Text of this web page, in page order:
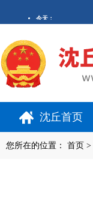
沈丘首页
您所在的位置： 首页 >